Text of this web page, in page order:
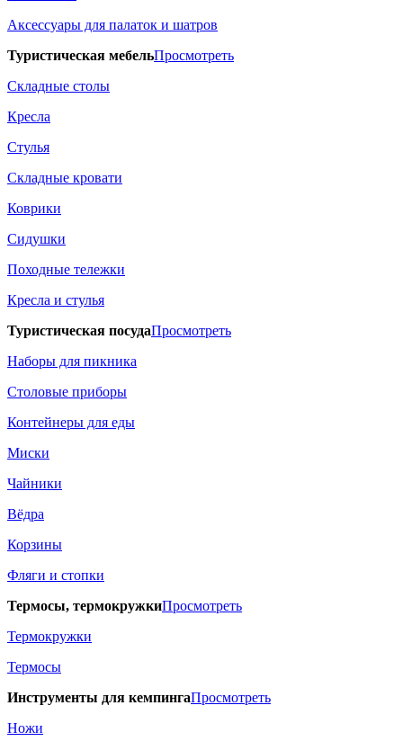
Аксессуары для палаток и шатров
Туристическая мебельПросмотреть
Складные столы
Кресла
Стулья
Складные кровати
Коврики
Сидушки
Походные тележки
Кресла и стулья
Туристическая посудаПросмотреть
Наборы для пикника
Столовые приборы
Контейнеры для еды
Миски
Чайники
Вёдра
Корзины
Фляги и стопки
Термосы, термокружкиПросмотреть
Термокружки
Термосы
Инструменты для кемпингаПросмотреть
Ножи